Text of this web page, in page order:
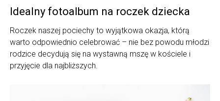
Idealny fotoalbum na roczek dziecka
Roczek naszej pociechy to wyjątkowa okazja, którą
warto odpowiednio celebrować – nie bez powodu młodzi
rodzice decydują się na wystawną mszę w kościele i
przyjęcie dla najbliższych.